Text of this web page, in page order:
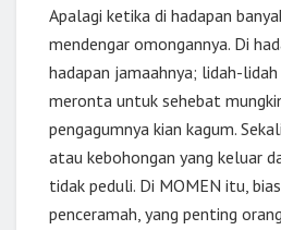
Apalagi ketika di hadapan
mendengar omongannya. Di
hadapan jamaahnya; lidah-
meronta untuk sehebat
pengagumnya kian kagum.
atau kebohongan yang keluar
tidak peduli. Di MOMEN itu,
penceramah, yang penting